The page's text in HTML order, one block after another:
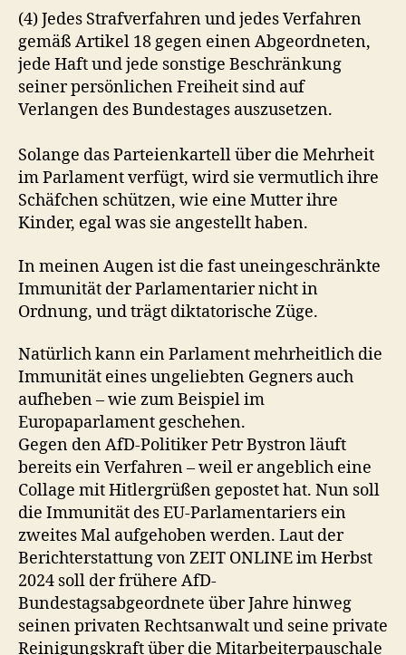
(4) Jedes Strafverfahren und jedes Verfahren
gemäß Artikel 18 gegen einen Abgeordneten,
jede Haft und jede sonstige Beschränkung
seiner persönlichen Freiheit sind auf
Verlangen des Bundestages auszusetzen.
Solange das Parteienkartell über die Mehrheit
im Parlament verfügt, wird sie vermutlich ihre
Schäfchen schützen, wie eine Mutter ihre
Kinder, egal was sie angestellt haben.
In meinen Augen ist die fast uneingeschränkte
Immunität der Parlamentarier nicht in
Ordnung, und trägt diktatorische Züge.
Natürlich kann ein Parlament mehrheitlich die
Immunität eines ungeliebten Gegners auch
aufheben – wie zum Beispiel im
Europaparlament geschehen.
Gegen den AfD-Politiker Petr Bystron läuft
bereits ein Verfahren – weil er angeblich eine
Collage mit Hitlergrüßen gepostet hat. Nun soll
die Immunität des EU-Parlamentariers ein
zweites Mal aufgehoben werden. Laut der
Berichterstattung von ZEIT ONLINE im Herbst
2024 soll der frühere AfD-
Bundestagsabgeordnete über Jahre hinweg
seinen privaten Rechtsanwalt und seine private
Reinigungskraft über die Mitarbeiterpauschale